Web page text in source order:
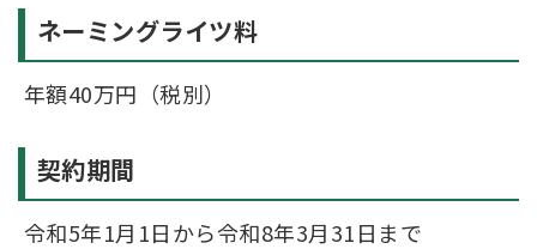
ネーミングライツ料
年額40万円（税別）
契約期間
令和5年1月1日から令和8年3月31日まで